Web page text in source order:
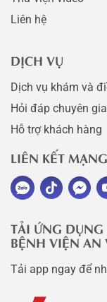
Liên hệ
DỊCH VỤ
Dịch vụ khám và
Hỏi đáp chuyên gia
Hỗ trợ khách hàng
LIÊN KẾT
TẢI ỨNG DỤNG
BỆNH VIỆN AN
Tải app ngay để